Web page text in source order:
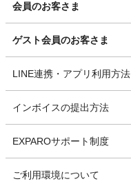
会員のお客さま
ゲスト会員のお客さま
LINE連携・アプリ利用方法
インボイスの提出方法
EXPAROサポート制度
ご利用環境について